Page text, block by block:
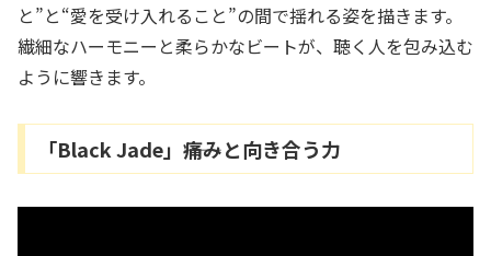
と”と“愛を受け入れること”の間で揺れる姿を描きます。
繊細なハーモニーと柔らかなビートが、聴く人を包み込む
ように響きます。
「Black Jade」――痛みと向き合う力